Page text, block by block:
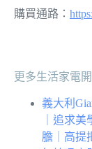
購買通路：
更多生活家電
義大利
｜追求
膽｜高提